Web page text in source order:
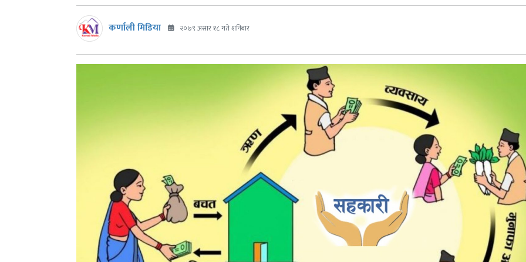
कर्णाली मिडिया २०७९ असार १८ गते शनिबार